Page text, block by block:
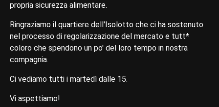
propria sicurezza alimentare.
Ringraziamo il quartiere dell'Isolotto che ci ha sostenuto
nel processo di regolarizzazione del mercato e tutt*
coloro che spendono un po' del loro tempo in nostra
compagnia.
Ci vediamo tutti i martedì dalle 15.
Vi aspettiamo!